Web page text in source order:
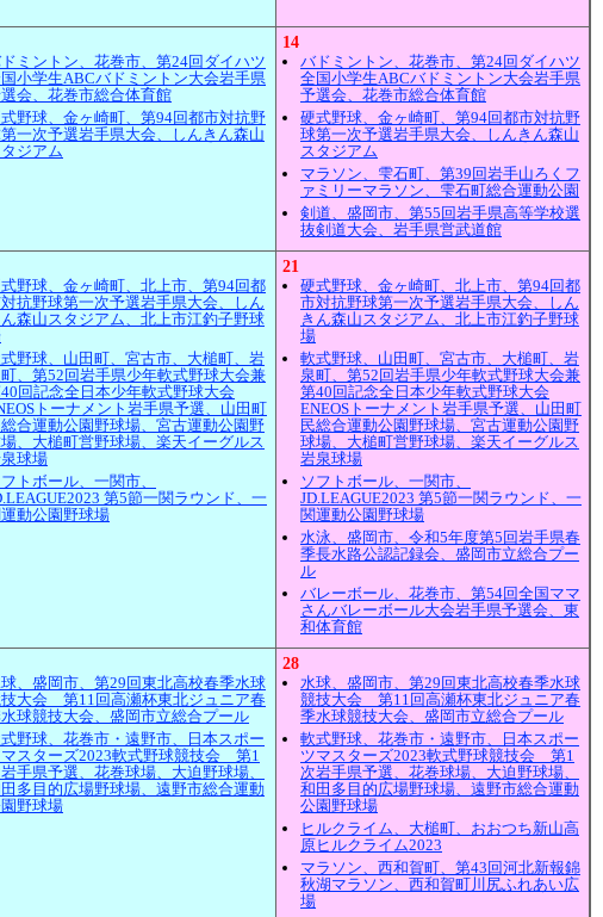
ミントン、花巻市、第24回ダイハツ
小学生ABCバドミントン大会岩手県
会、花巻市総合体育館
野球、金ヶ崎町、第94回都市対抗野
一次予選岩手県大会、しんきん森山
ジアム
14
バドミントン、花巻市、第24回ダイハツ
全国小学生ABCバドミントン大会岩手県
予選会、花巻市総合体育館
硬式野球、金ヶ崎町、第94回都市対抗野
球第一次予選岩手県大会、しんきん森山
スタジアム
マラソン、雫石町、第39回岩手山ろくフ
ァミリーマラソン、雫石町総合運動公園
剣道、盛岡市、第55回岩手県高等学校選
抜剣道大会、岩手県営武道館
野球、金ヶ崎町、北上市、第94回都
抗野球第一次予選岩手県大会、しん
ん森山スタジアム、北上市江釣子野球
野球、山田町、宮古市、大槌町、岩
、第52回岩手県少年軟式野球大会兼
回記念全日本少年軟式野球大会
トーナメント岩手県予選、山田町
総合運動公園野球場、宮古運動公園野
、大槌町営野球場、楽天イーグルス
球場
トボール、一関市、
第5節一関ラウンド、一
動公園野球場
21
硬式野球、金ヶ崎町、北上市、第94回都
市対抗野球第一次予選岩手県大会、しん
きん森山スタジアム、北上市江釣子野球
場
軟式野球、山田町、宮古市、大槌町、岩
泉町、第52回岩手県少年軟式野球大会兼
第40回記念全日本少年軟式野球大会
ENEOSトーナメント岩手県予選、山田町
民総合運動公園野球場、宮古運動公園野
球場、大槌町営野球場、楽天イーグルス
岩泉球場
ソフトボール、一関市、
JD.LEAGUE2023 第5節一関ラウンド、一
関運動公園野球場
水泳、盛岡市、令和5年度第5回岩手県春
季長水路公認記録会、盛岡市立総合プー
ル
バレーボール、花巻市、第54回全国ママ
さんバレーボール大会岩手県予選会、東
和体育館
、盛岡市、第29回東北高校春季水球
大会 第11回高瀬杯東北ジュニア春
球競技大会、盛岡市立総合プール
野球、花巻市・遠野市、日本スポー
マスターズ2023軟式野球競技会 第1
手県予選、花巻球場、大迫野球場、
多目的広場野球場、遠野市総合運動
野球場
28
水球、盛岡市、第29回東北高校春季水球
競技大会 第11回高瀬杯東北ジュニア春
季水球競技大会、盛岡市立総合プール
軟式野球、花巻市・遠野市、日本スポー
ツマスターズ2023軟式野球競技会 第1
次岩手県予選、花巻球場、大迫野球場、
和田多目的広場野球場、遠野市総合運動
公園野球場
ヒルクライム、大槌町、おおつち新山高
原ヒルクライム2023
マラソン、西和賀町、第43回河北新報錦
秋湖マラソン、西和賀町川尻ふれあい広
場